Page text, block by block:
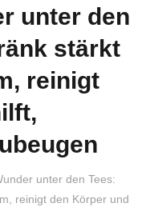
stärkt
reinigt
unter den Tees:
reinigt den Körper und